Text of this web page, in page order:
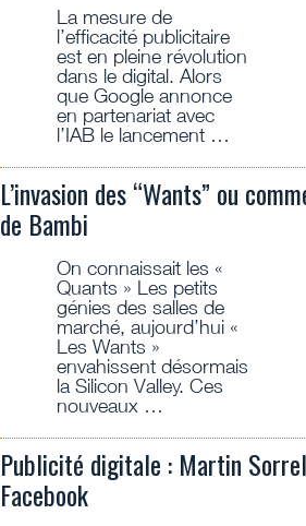
La mesure de
l’efficacité publicitaire
est en pleine révolution
dans le digital. Alors
que Google annonce
en partenariat avec
l’IAB le lancement …
L’invasion des “Wants” ou
de Bambi
On connaissait les «
Quants » Les petits
génies des salles de
marché, aujourd’hui «
Les Wants »
envahissent désormais
la Silicon Valley. Ces
nouveaux …
Publicité digitale : Martin
Facebook